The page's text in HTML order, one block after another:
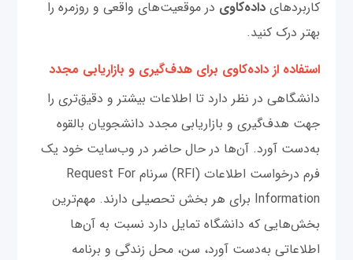
کاربردهایداده‌کاوی در موقعیت‌های واقعی و روزمره را
بهتر درک کنید.
استفاده از داده‌کاوی برای هدف‌گیری و بازاریابی مجدد
دانشگاهی در نظر دارد تا اطلاعات بیشتر و دقیق‌تری را
جهت هدف‌گیری و بازاریابی مجدد دانشجویان بالقوه
به‌دست آورد. آن‌ها در حال حاضر در وب‌سایت خود یک
فرم درخواست اطلاعات (RFI) سرنام Request For
Information برای هر بخش تحصیلی دارند. مهم‌ترین
بخش‌هایی که دانشگاه تمایل دارد نسبت به آن‌ها
اطلاعاتی به‌دست آورد، سن، محل زندگی و برنامه